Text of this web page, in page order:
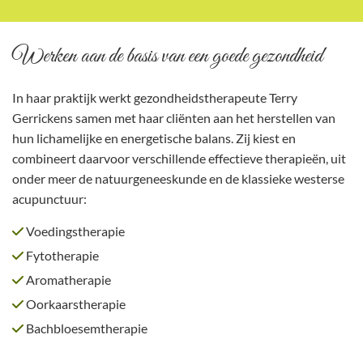
Werken aan de basis van een goede gezondheid
In haar praktijk werkt gezondheidstherapeute Terry
Gerrickens samen met haar cliënten aan het herstellen van
hun lichamelijke en energetische balans. Zij kiest en
combineert daarvoor verschillende effectieve therapieën, uit
onder meer de natuurgeneeskunde en de klassieke westerse
acupunctuur:
Voedingstherapie
 Fytotherapie
Aromatherapie
Oorkaarstherapie
 Bachbloesemtherapie